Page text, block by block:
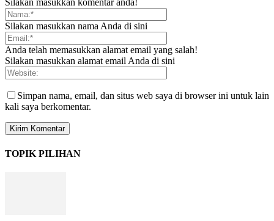
Silakan masukkan komentar anda!
Silakan masukkan nama Anda di sini
Anda telah memasukkan alamat email yang salah!
Silakan masukkan alamat email Anda di sini
Simpan nama, email, dan situs web saya di browser ini untuk lain
kali saya berkomentar.
TOPIK PILIHAN